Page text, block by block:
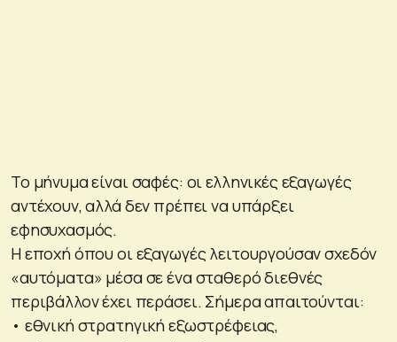
Το μήνυμα είναι σαφές: οι ελληνικές εξαγωγές
αντέχουν, αλλά δεν πρέπει να υπάρξει
εφησυχασμός.
Η εποχή όπου οι εξαγωγές λειτουργούσαν σχεδόν
«αυτόματα» μέσα σε ένα σταθερό διεθνές
περιβάλλον έχει περάσει. Σήμερα απαιτούνται:
• εθνική στρατηγική εξωστρέφειας,